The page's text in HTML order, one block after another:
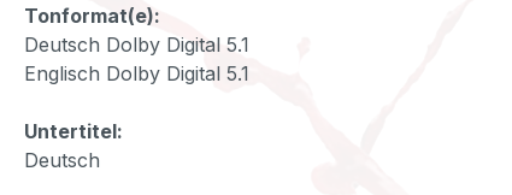
Tonformat(e):
Deutsch Dolby Digital 5.1
Englisch Dolby Digital 5.1
Untertitel:
Deutsch